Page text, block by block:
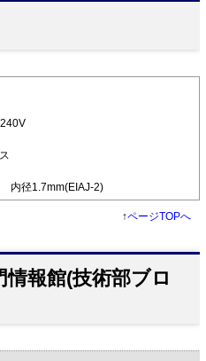
内径1.7mm(EIAJ-2)
↑ページTOPへ
情報館(技術部ブロ